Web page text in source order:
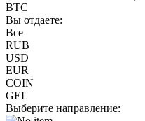
BTC
Вы отдаете:
Все
RUB
USD
EUR
COIN
GEL
Выберите направление: